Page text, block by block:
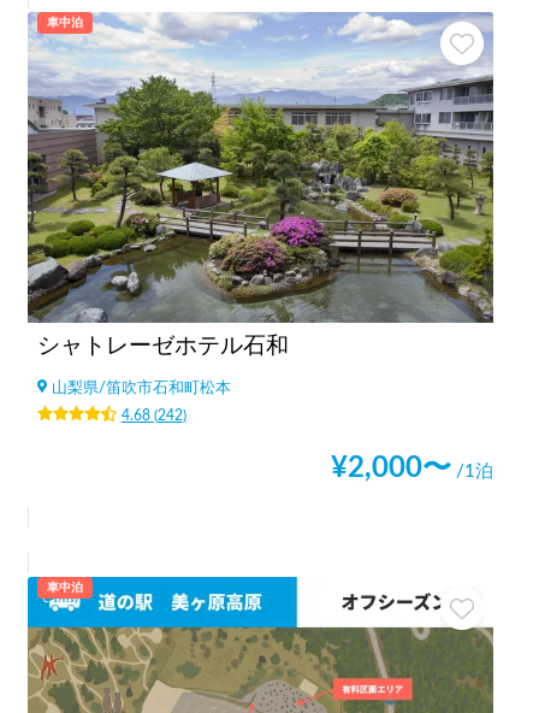
車中泊
シャトレーゼホテル石和
山梨県/笛吹市石和町松本
4.68(242)
¥2,000〜 /1泊
車中泊